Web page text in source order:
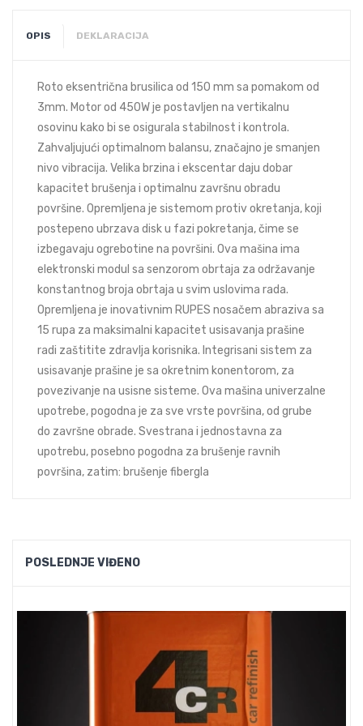
OPIS DEKLARACIJA
Roto eksentrična brusilica od 150 mm sa pomakom od
3mm. Motor od 450W je postavljen na vertikalnu
osovinu kako bi se osigurala stabilnost i kontrola.
Zahvaljujući optimalnom balansu, značajno je smanjen
nivo vibracija. Velika brzina i ekscentar daju dobar
kapacitet brušenja i optimalnu završnu obradu
površine. Opremljena je sistemom protiv okretanja, koji
postepeno ubrzava disk u fazi pokretanja, čime se
izbegavaju ogrebotine na površini. Ova mašina ima
elektronski modul sa senzorom obrtaja za održavanje
konstantnog broja obrtaja u svim uslovima rada.
Opremljena je inovativnim RUPES nosačem abraziva sa
15 rupa za maksimalni kapacitet usisavanja prašine
radi zaštitite zdravlja korisnika. Integrisani sistem za
usisavanje prašine je sa okretnim konentorom, za
povezivanje na usisne sisteme. Ova mašina univerzalne
upotrebe, pogodna je za sve vrste površina, od grube
do završne obrade. Svestrana i jednostavna za
upotrebu, posebno pogodna za brušenje ravnih
površina, zatim: brušenje fibergla
POSLEDNJE VIĐENO